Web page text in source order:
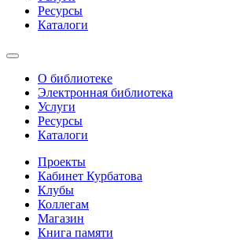
Ресурсы
Каталоги
О библиотеке
Электронная библиотека
Услуги
Ресурсы
Каталоги
Проекты
Кабинет Курбатова
Клубы
Коллегам
Магазин
Книга памяти